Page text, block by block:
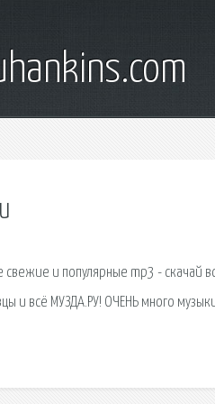
и популярные mp3 - скачай
и всё МУЗДА.РУ! ОЧЕНЬ много